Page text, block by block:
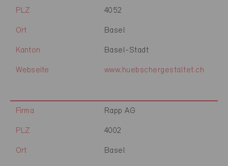
PLZ 4052
Ort Basel
Kanton Basel-Stadt
Webseite www.huebschergestaltet.ch
Firma Rapp AG
PLZ 4002
Ort Basel